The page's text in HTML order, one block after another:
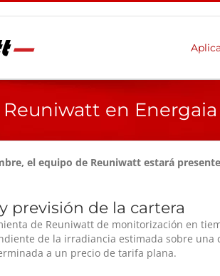
en Energaia
el equipo de Reuniwatt estará
previsión de la cartera
de Reuniwatt de monitorización en
de la irradiancia estimada sobre una
a un precio de tarifa plana.